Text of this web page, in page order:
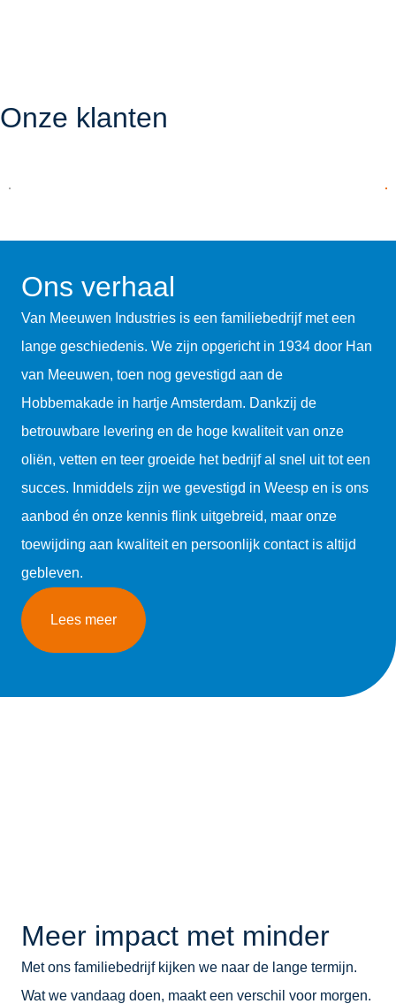
Onze klanten
Ons verhaal
Van Meeuwen Industries is een familiebedrijf met een
lange geschiedenis. We zijn opgericht in 1934 door Han
van Meeuwen, toen nog gevestigd aan de
Hobbemakade in hartje Amsterdam. Dankzij de
betrouwbare levering en de hoge kwaliteit van onze
oliën, vetten en teer groeide het bedrijf al snel uit tot een
succes. Inmiddels zijn we gevestigd in Weesp en is ons
aanbod én onze kennis flink uitgebreid, maar onze
toewijding aan kwaliteit en persoonlijk contact is altijd
gebleven.
Lees meer
Meer impact met minder
Met ons familiebedrijf kijken we naar de lange termijn.
Wat we vandaag doen, maakt een verschil voor morgen.